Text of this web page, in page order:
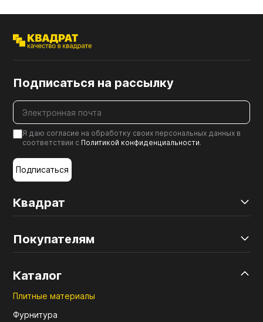
Квадрат
Покупателям
Каталог
Плитные материалы
Фурнитура
Подписаться на рассылку
Я даю согласие на обработку своих персональных данных в
соответствии с Политикой конфиденциальности.
Подписаться